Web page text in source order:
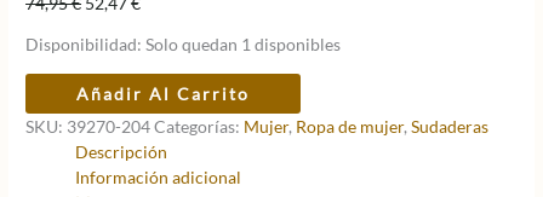
original
era:
74,95 €.
actual
es:
52,47 €.
Disponibilidad: Solo quedan 1 disponibles
Sudadera
negra
capucha
cantidad
Añadir Al Carrito
SKU: 39270-204Categorías: Mujer, Ropa de mujer,Sudaderas
Descripción
Información adicional